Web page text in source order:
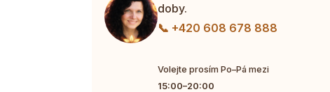
doby.
📞 +420 608 678 888
Volejte prosím Po–Pá mezi
15:00–20:00